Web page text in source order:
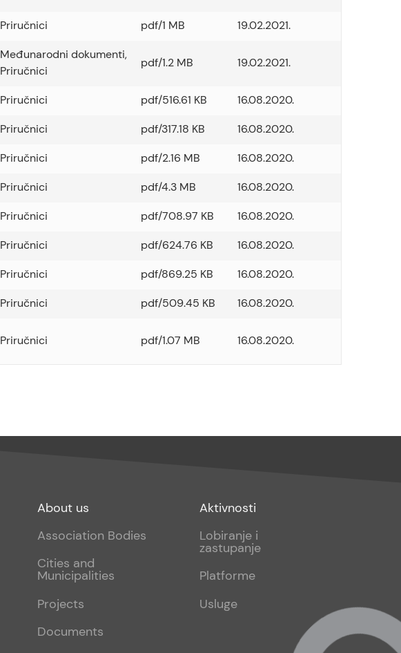
Priručnici pdf/1 MB 19.02.2021.
Međunarodni dokumenti,
Priručnici
pdf/1.2 MB 19.02.2021.
Priručnici pdf/516.61 KB
16.08.2020.
Priručnici pdf/317.18 KB
16.08.2020.
Priručnici pdf/2.16 MB
16.08.2020.
Priručnici pdf/4.3 MB
16.08.2020.
Priručnici pdf/708.97 KB
16.08.2020.
Priručnici pdf/624.76 KB
16.08.2020.
Priručnici pdf/869.25 KB
16.08.2020.
Priručnici pdf/509.45 KB
16.08.2020.
Priručnici pdf/1.07 MB 16.08.2020.
Footer
sub
About us
Association Bodies
Cities and
Municipalities
Projects
Documents
Footer
sub
Aktivnosti
Lobiranje i
zastupanje
Platforme
Usluge